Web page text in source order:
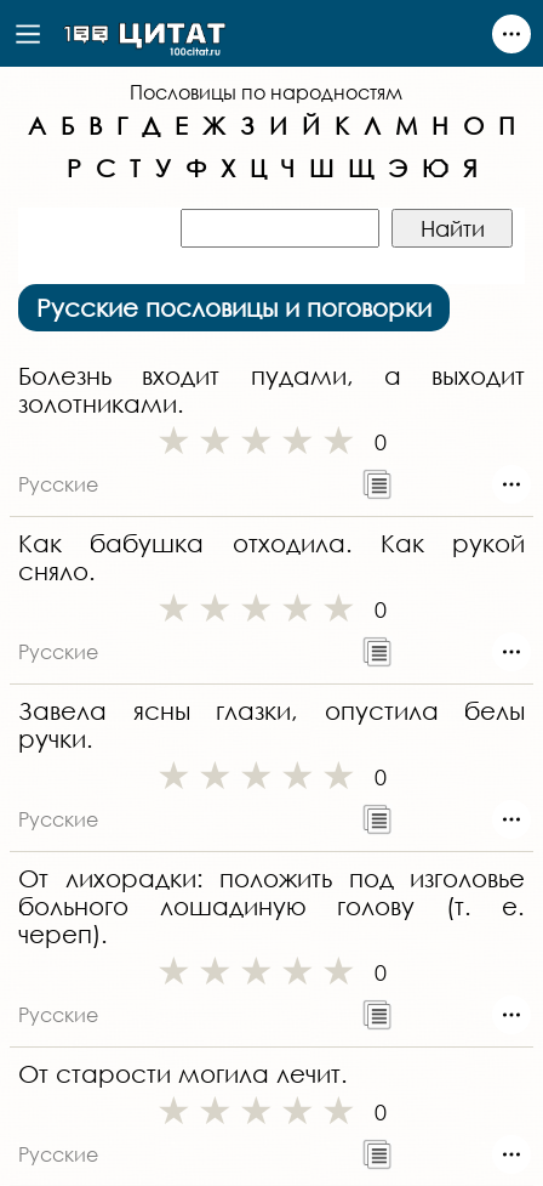
Пословицы по народностям
А Б В Г Д Е Ж З И Й К Л М Н О П
Р С Т У Ф Х Ц Ч Ш Щ Э Ю Я
Русские пословицы и поговорки
Болезнь входит пудами, а выходит
золотниками.
0
Русские
Как бабушка отходила. Как рукой
сняло.
0
Русские
Завела ясны глазки, опустила белы
ручки.
0
Русские
От лихорадки: положить под изголовье
больного лошадиную голову (т. е.
череп).
0
Русские
От старости могила лечит.
0
Русские